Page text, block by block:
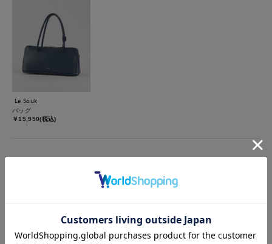
Le Souk
バッグ
￥15,950(税込)
【着用サイズ】プルオーバージレ、パンツ：9号 コート、ブラ